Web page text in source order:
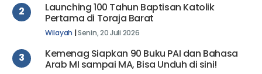
2
Launching 100 Tahun Baptisan Katolik
Pertama di Toraja Barat
Wilayah |Senin, 20 Juli 2026
3
Kemenag Siapkan 90 Buku PAI dan Bahasa
Arab MI sampai MA, Bisa Unduh di sini!